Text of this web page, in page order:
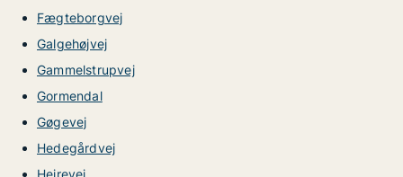
Fægteborgvej
Galgehøjvej
Gammelstrupvej
Gormendal
Gøgevej
Hedegårdvej
Hejrevej